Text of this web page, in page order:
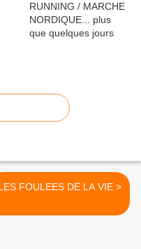
LES FOULEES DE LA VIE >